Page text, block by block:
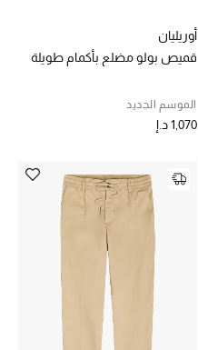
أوريليان
قميص بولو مضلع بأكمام طويلة
الموسم الجديد
1,070 د.إ